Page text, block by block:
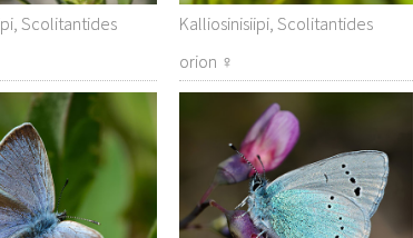
Scolitantides
Kalliosinisiipi, Scolitantides
orion ♀